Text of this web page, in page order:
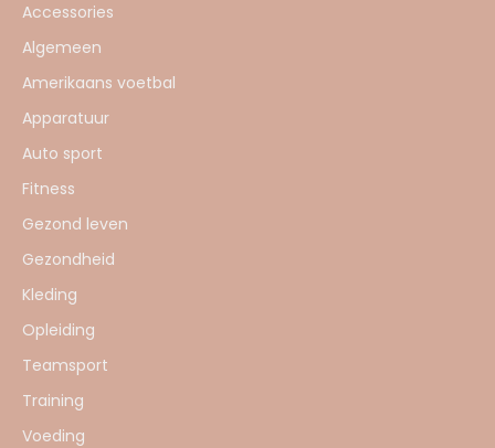
Accessories
Algemeen
Amerikaans voetbal
Apparatuur
Auto sport
Fitness
Gezond leven
Gezondheid
Kleding
Opleiding
Teamsport
Training
Voeding